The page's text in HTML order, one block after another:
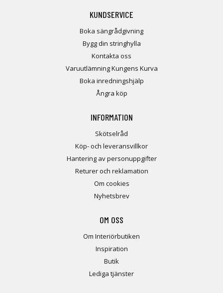
KUNDSERVICE
Boka sängrådgivning
Bygg din stringhylla
Kontakta oss
Varuutlämning Kungens Kurva
Boka inredningshjälp
Ångra köp
INFORMATION
Skötselråd
Köp- och leveransvillkor
Hantering av personuppgifter
Returer och reklamation
Om cookies
Nyhetsbrev
OM OSS
Om Interiörbutiken
Inspiration
Butik
Lediga tjänster